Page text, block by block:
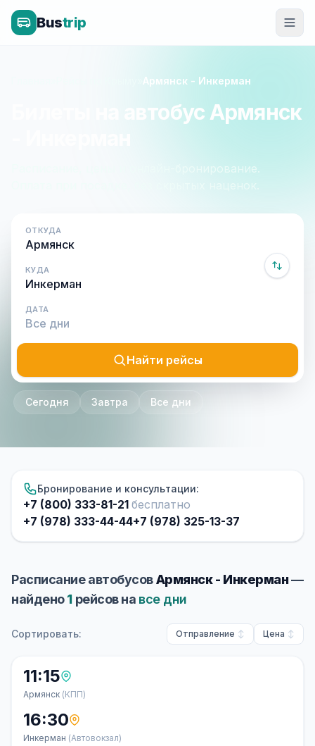
Bustrip
Армянск - Инкерман
Билеты на автобус Армянск
Расписание, цены и онлайн-бронирование.
Оплата при посадке, без скрытых наценок.
ОТКУДА
КУДА
ДАТА
Найти рейсы
Сегодня Завтра Все дни
Бронирование и консультации:
+7 (800) 333-81-21 бесплатно
+7 (978) 333-44-44+7 (978) 325-13-37
Расписание автобусовАрмянск - Инкерман—
найдено1рейсов на все дни
Сортировать: Отправление Цена
11:15
Армянск (КПП)
16:30
Инкерман (Автовокзал)